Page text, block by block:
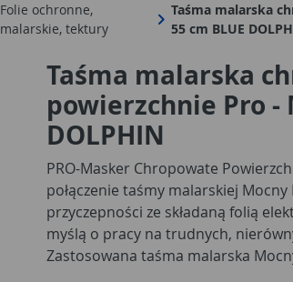
Folie ochronne,
malarskie, tektury
Taśma malarska
55 cm BLUE
Taśma malarska
powierzchnie Pro -
DOLPHIN
PRO-Masker Chropowate
połączenie taśmy malarskiej
przyczepności ze składaną folią
myślą o pracy na trudnych,
Zastosowana taśma malarska
przyczepnością, dzięki czemu